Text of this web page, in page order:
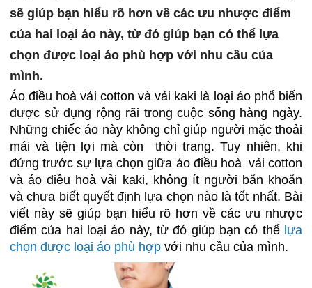
sẽ giúp bạn hiểu rõ hơn về các ưu nhược điểm
của hai loại áo này, từ đó giúp bạn có thể lựa
chọn được loại áo phù hợp với nhu cầu của
mình.
Áo điều hoà vải cotton và vải kaki là loại áo phổ biến
được sử dụng rộng rãi trong cuộc sống hàng ngày.
Những chiếc áo này không chỉ giúp người mặc thoải
mái và tiện lợi mà còn thời trang. Tuy nhiên, khi
đứng trước sự lựa chọn giữa áo điều hoà vải cotton
và áo điều hoà vải kaki, không ít người băn khoăn
và chưa biết quyết định lựa chọn nào là tốt nhất. Bài
viết này sẽ giúp bạn hiểu rõ hơn về các ưu nhược
điểm của hai loại áo này, từ đó giúp bạn có thể lựa
chọn được loại áo phù hợp với nhu cầu của mình.